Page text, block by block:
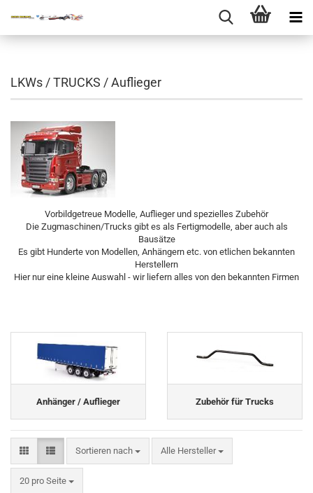
LKWs / TRUCKS / Auflieger
Vorbildgetreue Modelle, Auflieger und spezielles Zubehör
Die Zugmaschinen/Trucks gibt es als Fertigmodelle, aber auch als
Bausätze
Es gibt Hunderte von Modellen, Anhängern etc. von etlichen bekannten
Herstellern
Hier nur eine kleine Auswahl - wir liefern alles von den bekannten Firmen
Anhänger / Auflieger Zubehör für Trucks
Sortieren nach
Sortieren nach Alle Hersteller
20 pro Seite
pro Seite